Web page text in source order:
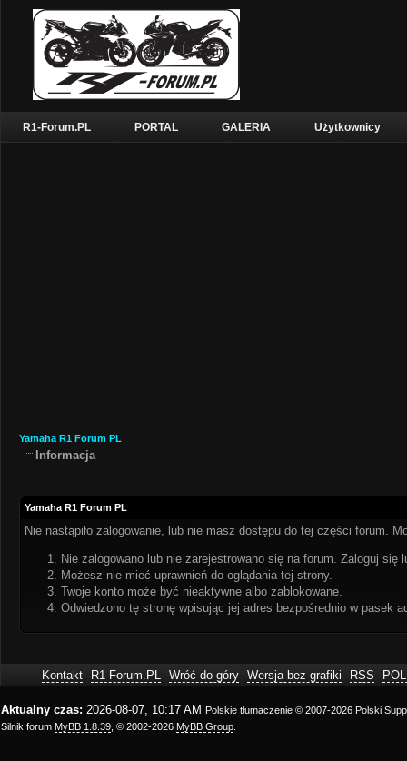
R1-Forum.PL PORTAL GALERIA Użytkownicy
Yamaha R1 Forum PL
Informacja
Yamaha R1 Forum PL
Nie nastąpiło zalogowanie, lub nie masz dostępu do tej części forum.
Nie zalogowano lub nie zarejestrowano się na forum. Zaloguj się
Możesz nie mieć uprawnień do oglądania tej strony.
Twoje konto może być nieaktywne albo zablokowane.
Odwiedzono tę stronę wpisując jej adres bezpośrednio w pasek
Kontakt R1-Forum.PL Wróć do góry Wersja bez grafiki RSS
Aktualny czas: 2026-08-07, 10:17 AM Polskie tłumaczenie © 2007-2026 Polski
Silnik forum MyBB 1.8.39 , © 2002-2026 MyBB Group